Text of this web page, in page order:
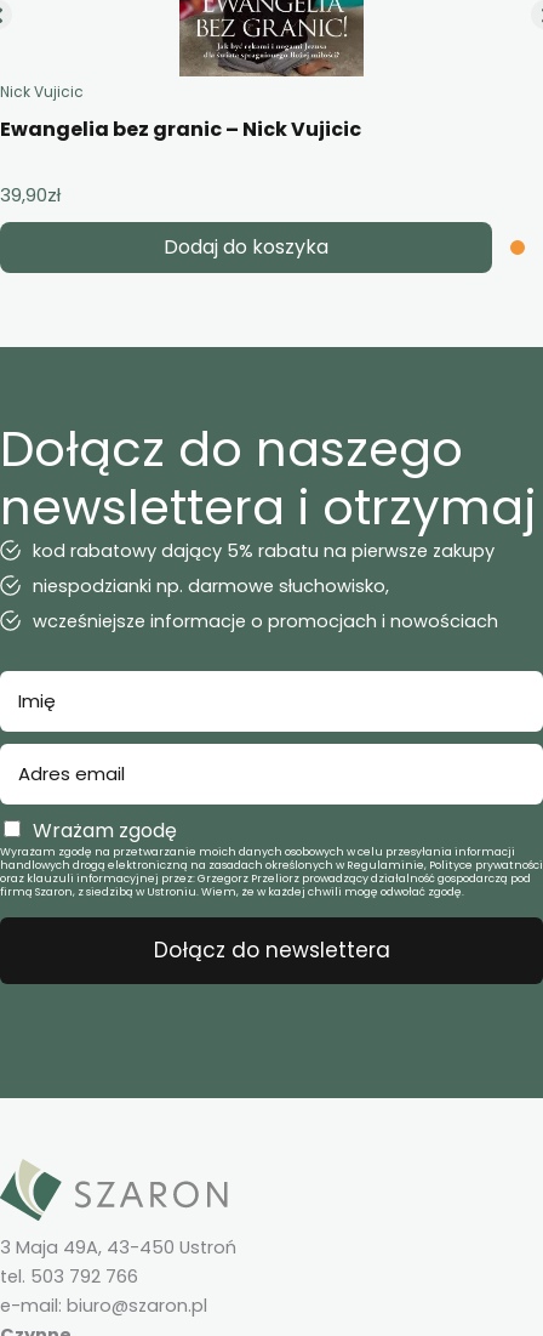
Nick Vujicic
Ewangelia bez granic – Nick Vujicic
39,90zł
Dodaj do koszyka
Dołącz do naszego
newslettera i otrzymaj
kod rabatowy dający 5% rabatu na pierwsze zakupy
niespodzianki np. darmowe słuchowisko,
wcześniejsze informacje o promocjach i nowościach
Wrażam zgodę
Wyrażam zgodę na przetwarzanie moich danych osobowych w celu przesyłania informacji
handlowych drogą elektroniczną na zasadach określonych w Regulaminie, Polityce prywatności
oraz klauzuli informacyjnej przez: Grzegorz Przeliorz prowadzący działalność gospodarczą pod
firmą Szaron, z siedzibą w Ustroniu. Wiem, że w każdej chwili mogę odwołać zgodę.
Dołącz do newslettera
3 Maja 49A, 43-450 Ustroń
tel. 503 792 766
e-mail: biuro@szaron.pl